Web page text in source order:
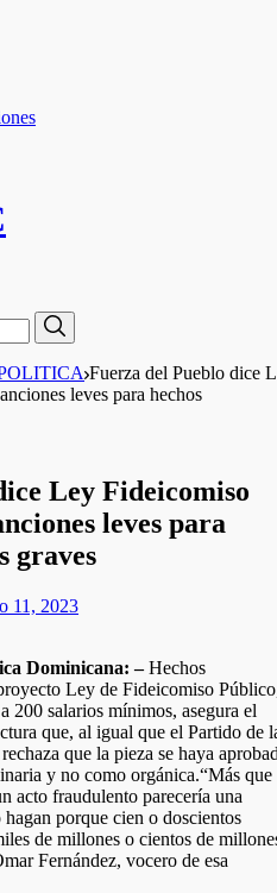
Fuerza del Pueblo dice
leves para hechos
Ley Fideicomiso
leves para
graves
11, 2023
Dominicana: –Hechos
Ley de Fideicomiso
200 salarios mínimos, asegura el
que, al igual que el Partido de
que la pieza se haya
y no como orgánica.“Más que
acto fraudulento parecería una
porque cien o doscientos
de millones o cientos de
Fernández, vocero de esa